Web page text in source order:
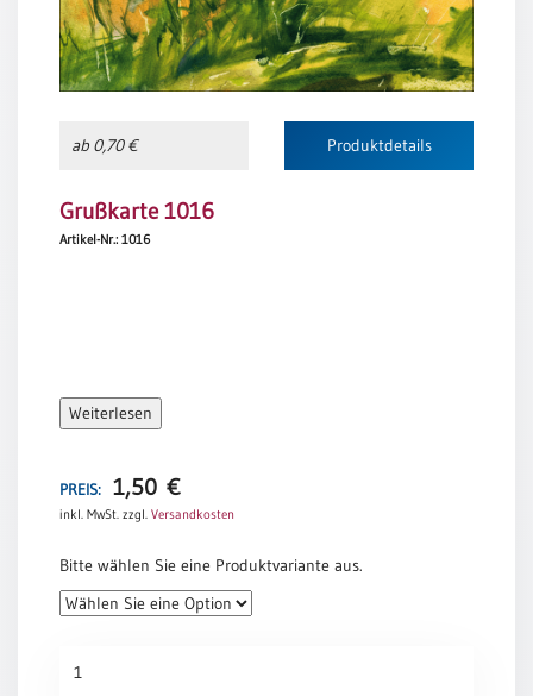
Einzelposter
Sortimente
Hefte
Jahreslosung
Restbestände
Broschüren
Urkundenscheine
ab 0,70 € Produktdetails
Grußkarte 1016
Artikel-Nr.: 1016
Weiterlesen
PREIS: 1,50 €
inkl. MwSt. zzgl. Versandkosten
Bitte wählen Sie eine Produktvariante aus.
1016